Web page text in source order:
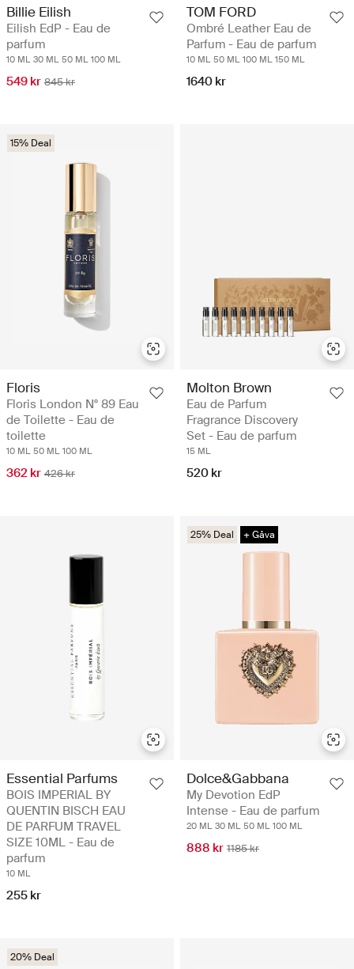
Billie Eilish
Eilish EdP - Eau de
parfum
10 ML 30 ML 50 ML 100 ML
549 kr 845 kr
TOM FORD
Ombré Leather Eau de
Parfum - Eau de parfum
10 ML 50 ML 100 ML 150 ML
1640 kr
15% Deal
Floris
Floris London N° 89 Eau
de Toilette - Eau de
toilette
10 ML 50 ML 100 ML
362 kr 426 kr
Molton Brown
Eau de Parfum
Fragrance Discovery
Set - Eau de parfum
15 ML
520 kr
Essential Parfums
BOIS IMPERIAL BY
QUENTIN BISCH EAU
DE PARFUM TRAVEL
SIZE 10ML - Eau de
parfum
10 ML
255 kr
25% Deal + Gåva
Dolce&Gabbana
My Devotion EdP
Intense - Eau de parfum
20 ML 30 ML 50 ML 100 ML
888 kr 1185 kr
20% Deal